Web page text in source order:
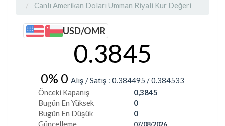
Canlı Amerikan Doları Umman Riyali Kur Değeri
USD/OMR
0.3845
0% 0 Alış / Satış : 0.384495 /0.384533
Önceki Kapanış
0,3845
Bugün En Yüksek
0
Bugün En Düşük
0
Güncelleme
07/08/2026